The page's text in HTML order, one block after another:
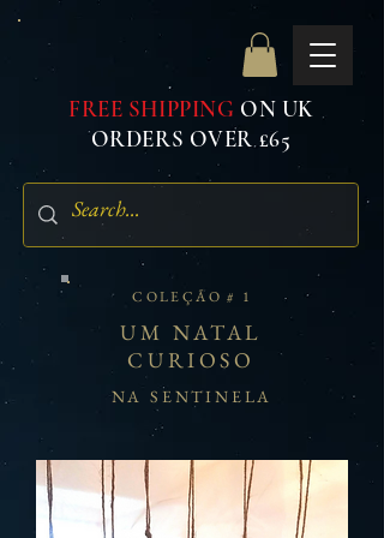
FREE SHIPPING ON UK
ORDERS OVER £65
COLEÇÃO # 1
UM NATAL
CURIOSO
NA SENTINELA